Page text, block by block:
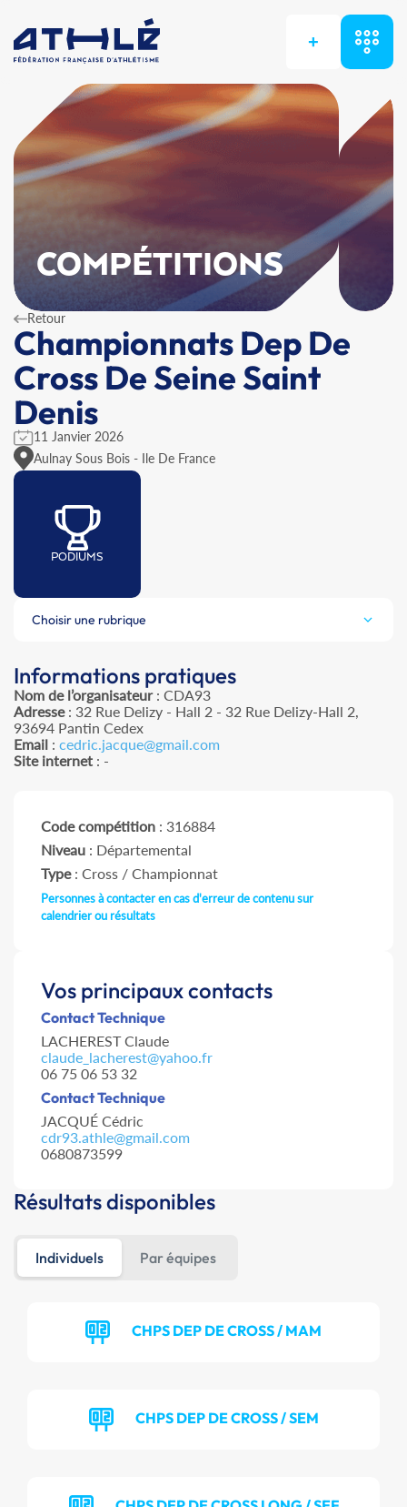
+
COMPÉTITIONS
Retour
Championnats Dep De
Cross De Seine Saint
Denis
11 Janvier 2026
Aulnay Sous Bois - Ile De France
PODIUMS
Choisir une rubrique
Informations pratiques
Nom de l’organisateur: CDA93
Adresse: 32 Rue Delizy - Hall 2 - 32 Rue Delizy-Hall 2,
93694 Pantin Cedex
Email : cedric.jacque@gmail.com
Site internet : -
Code compétition : 316884
Niveau : Départemental
Type: Cross / Championnat
Personnes à contacter en cas d'erreur de contenu sur
calendrier ou résultats
Vos principaux contacts
Contact Technique
LACHEREST Claude
claude_lacherest@yahoo.fr
06 75 06 53 32
Contact Technique
JACQUÉ Cédric
cdr93.athle@gmail.com
0680873599
Résultats disponibles
Individuels Par équipes
CHPS DEP DE CROSS / MAM
CHPS DEP DE CROSS / SEM